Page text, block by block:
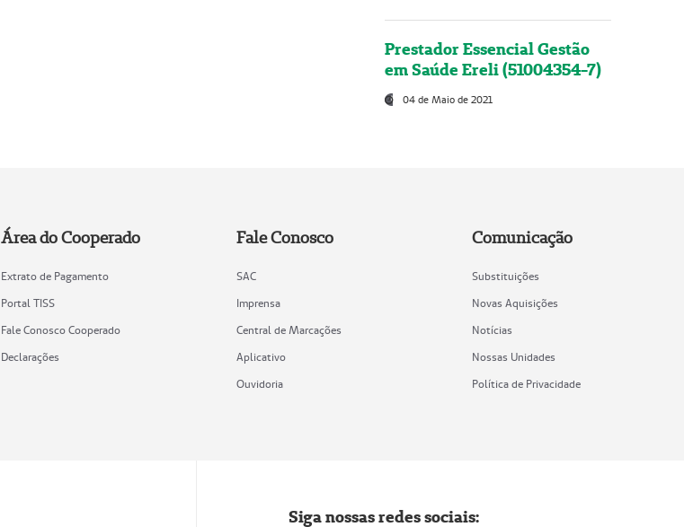
Prestador Essencial Gestão
em Saúde Ereli (51004354-7)
04 de Maio de 2021
Área do Cooperado
Extrato de Pagamento
Portal TISS
Fale Conosco Cooperado
Declarações
Fale Conosco
SAC
Imprensa
Central de Marcações
Aplicativo
Ouvidoria
Comunicação
Substituições
Novas Aquisições
Notícias
Nossas Unidades
Política de Privacidade
Siga nossas redes sociais: